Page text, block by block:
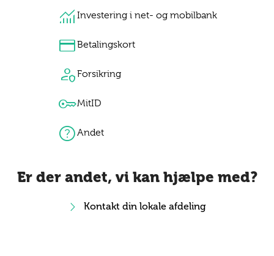
monitoring Investering i net- og mobilbank
credit_cardBetalingskort
person_shieldForsikring
keyMitID
helpAndet
Er der andet, vi kan hjælpe med?
Kontakt din lokale afdeling